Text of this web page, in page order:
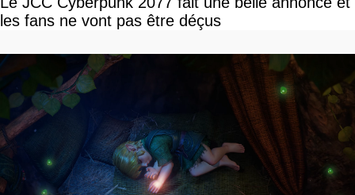
les fans ne vont pas être déçus